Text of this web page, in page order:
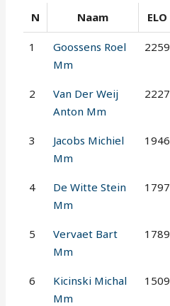
N Naam ELO
1
Goossens Roel
Mm
2259
2
Van Der Weij
Anton Mm
2227
3
Jacobs Michiel
Mm
1946
4
De Witte Stein
Mm
1797
5
Vervaet Bart
Mm
1789
6
Kicinski Michal
Mm
1509